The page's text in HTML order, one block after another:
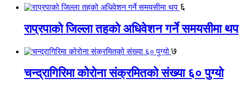
६
राप्रपाको जिल्ला तहको अधिवेशन गर्ने समयसीमा थप
७
चन्द्रागिरिमा कोरोना संक्रमितको संख्या ६० पुग्यो